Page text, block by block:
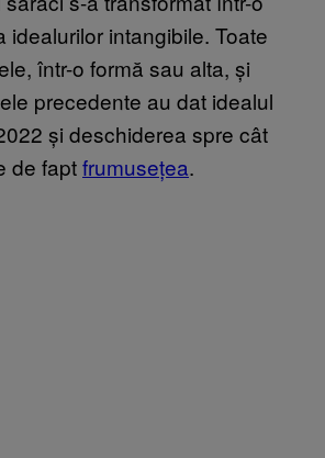
idealurilor intangibile. Toate
într-o formă sau alta, și
precedente au dat idealul
și deschiderea spre cât
de faptfrumusețea.